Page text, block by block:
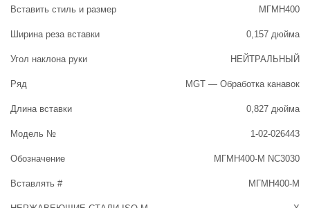
Вставить стиль и размер МГМН400
Ширина реза вставки 0,157 дюйма
Угол наклона руки НЕЙТРАЛЬНЫЙ
Ряд MGT — Обработка канавок
Длина вставки 0,827 дюйма
Модель № 1-02-026443
Обозначение МГМН400-М NC3030
Вставлять # МГМН400-М